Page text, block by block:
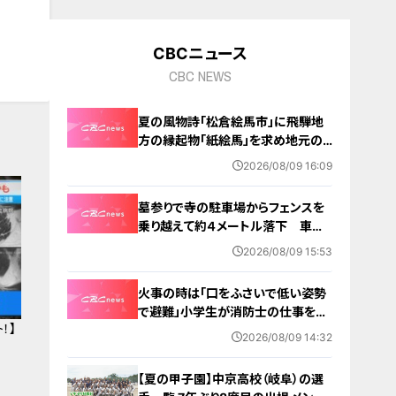
CBCニュース
CBC NEWS
夏の風物詩「松倉絵馬市」に飛騨地
方の縁起物「紙絵馬」を求め地元の
人や観光客が訪れる 幸せが駆け込
2026/08/09 16:09
墓参りで寺の駐車場からフェンスを
乗り越えて約４メートル落下 車に
乗っていた家族３人けが 岐阜・山
2026/08/09 15:53
火事の時は「口をふさいで低い姿勢
で避難」小学生が消防士の仕事を体
2026/08/09 14:32
【夏の甲子園】中京高校（岐阜）の選